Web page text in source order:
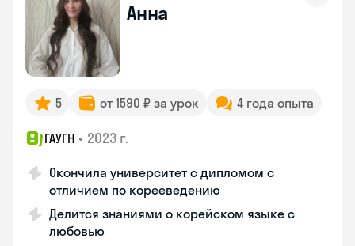
Анна
5 от 1590 ₽ за урок 4 года опыта
ГАУГН • 2023 г.
Окончила университет с дипломом с
отличием по корееведению
Делится знаниями о корейском языке с
любовью